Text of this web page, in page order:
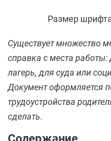
Размер
Существует множество
справка с места работы:
лагерь, для суда или
Документ оформляется
трудоустройства
сделать.